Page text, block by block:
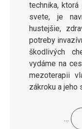
technika,
svete, je
hustejšie,
potreby
škodlivých
vydáme na
mezoterapii
zákroku a jeho
…